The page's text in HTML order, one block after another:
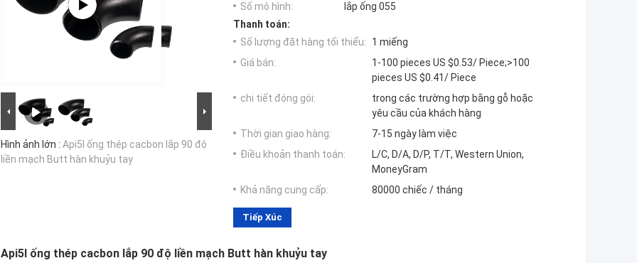
Hình ảnh lớn : Api5l ống thép cacbon lắp 90 độ
liền mạch Butt hàn khuỷu tay
Số mô hình:
lắp ống 055
Thanh toán:
Số lượng đặt hàng tối thiểu:
1 miếng
Giá bán:
1-100 pieces US $0.53/ Piece;>100
pieces US $0.41/ Piece
chi tiết đóng gói:
trong các trường hợp bằng gỗ hoặc
yêu cầu của khách hàng
Thời gian giao hàng:
7-15 ngày làm việc
Điều khoản thanh toán:
L/C, D/A, D/P, T/T, Western Union,
MoneyGram
Khả năng cung cấp:
80000 chiếc / tháng
Tiếp Xúc
Api5l ống thép cacbon lắp 90 độ liền mạch Butt hàn khuỷu tay